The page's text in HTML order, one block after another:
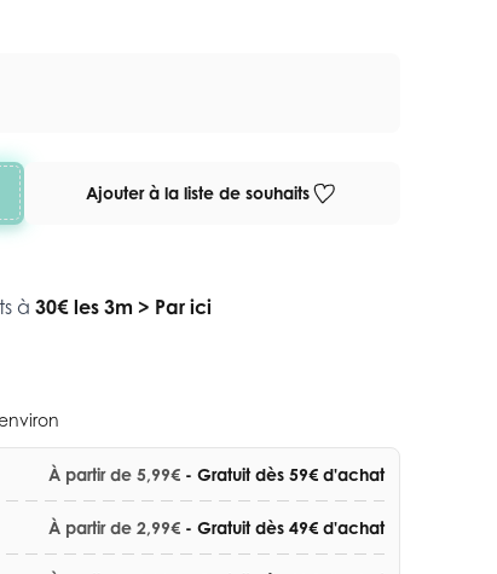
Ajouter à la liste de souhaits
à 30€ les 3m > Par ici
À partir de 5,99€ - Gratuit dès 59€ d'achat
À partir de 2,99€ - Gratuit dès 49€ d'achat